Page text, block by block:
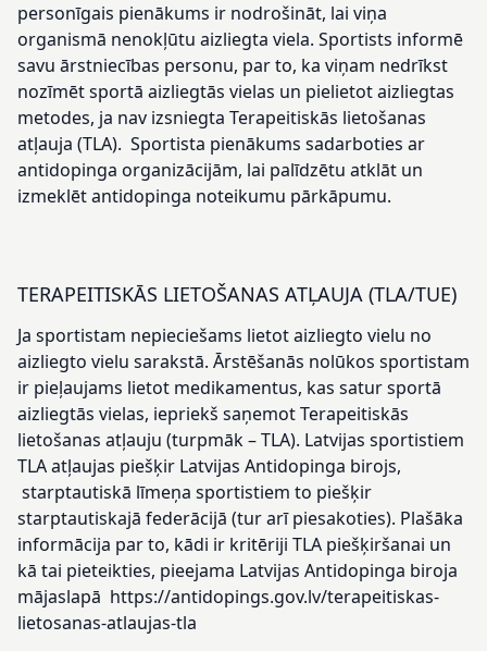
personīgais pienākums ir nodrošināt, lai viņa
organismā nenokļūtu aizliegta viela. Sportists informē
savu ārstniecības personu, par to, ka viņam nedrīkst
nozīmēt sportā aizliegtās vielas un pielietot aizliegtas
metodes, ja nav izsniegta Terapeitiskās lietošanas
atļauja (TLA). Sportista pienākums sadarboties ar
antidopinga organizācijām, lai palīdzētu atklāt un
izmeklēt antidopinga noteikumu pārkāpumu.
TERAPEITISKĀS LIETOŠANAS ATĻAUJA (TLA/TUE)
Ja sportistam nepieciešams lietot aizliegto vielu no
aizliegto vielu sarakstā. Ārstēšanās nolūkos sportistam
ir pieļaujams lietot medikamentus, kas satur sportā
aizliegtās vielas, iepriekš saņemot Terapeitiskās
lietošanas atļauju (turpmāk – TLA). Latvijas sportistiem
TLA atļaujas piešķir Latvijas Antidopinga birojs,
starptautiskā līmeņa sportistiem to piešķir
starptautiskajā federācijā (tur arī piesakoties). Plašāka
informācija par to, kādi ir kritēriji TLA piešķiršanai un
kā tai pieteikties, pieejama Latvijas Antidopinga biroja
mājaslapā https://antidopings.gov.lv/terapeitiskas-
lietosanas-atlaujas-tla